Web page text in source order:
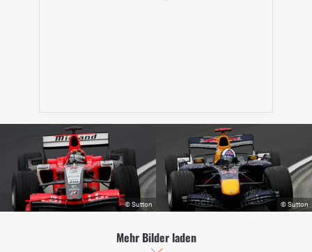
Mehr Bilder laden